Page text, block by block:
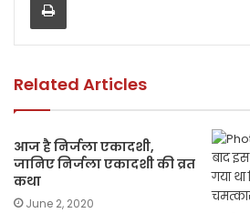
o
k
p n
Related Articles
आज है निर्जला एकादशी,
जानिए निर्जला एकादशी की व्रत
कथा
June 2, 2020